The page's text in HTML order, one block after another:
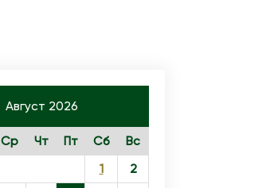
Август 2026
Ср Чт Пт Сб
Вс
1
2